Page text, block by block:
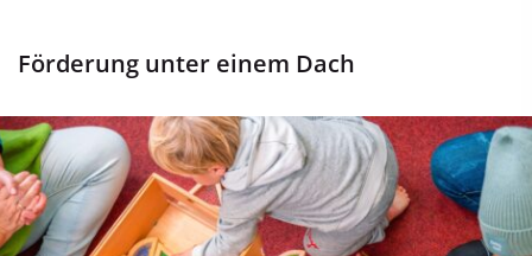
Förderung unter einem Dach